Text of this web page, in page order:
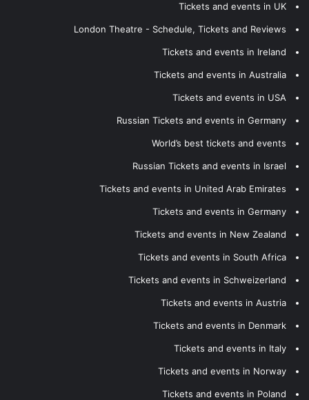
Tickets and events in UK
London Theatre - Schedule, Tickets and Reviews
Tickets and events in Ireland
Tickets and events in Australia
Tickets and events in USA
Russian Tickets and events in Germany
World’s best tickets and events
Russian Tickets and events in Israel
Tickets and events in United Arab Emirates
Tickets and events in Germany
Tickets and events in New Zealand
Tickets and events in South Africa
Tickets and events in Schweizerland
Tickets and events in Austria
Tickets and events in Denmark
Tickets and events in Italy
Tickets and events in Norway
Tickets and events in Poland